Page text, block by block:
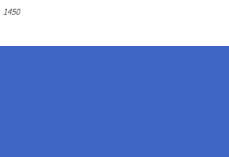
1450